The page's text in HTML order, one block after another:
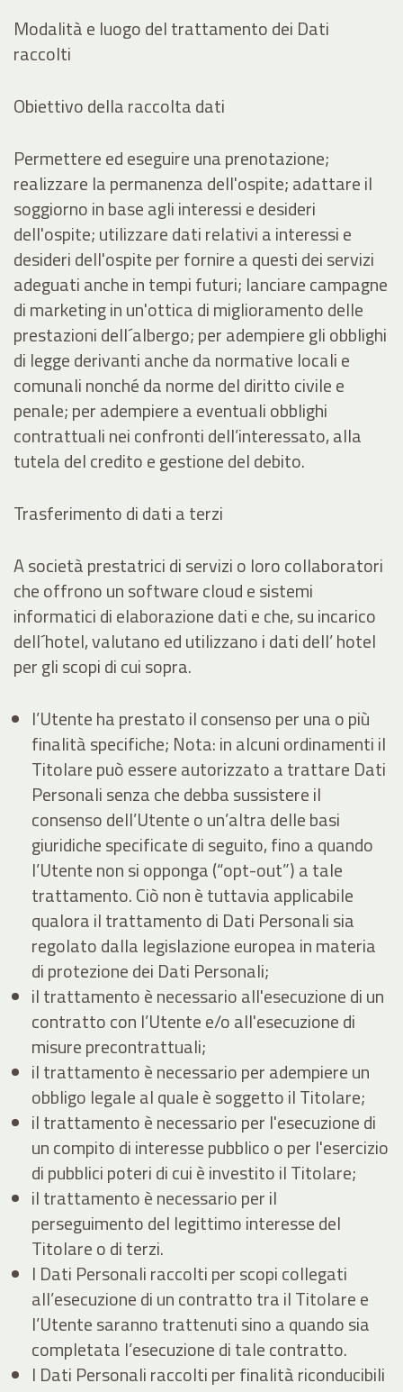
Modalità e luogo del trattamento dei Dati
raccolti
Obiettivo della raccolta dati
Permettere ed eseguire una prenotazione;
realizzare la permanenza dell'ospite; adattare il
soggiorno in base agli interessi e desideri
dell'ospite; utilizzare dati relativi a interessi e
desideri dell'ospite per fornire a questi dei servizi
adeguati anche in tempi futuri; lanciare campagne
di marketing in un'ottica di miglioramento delle
prestazioni dell´albergo; per adempiere gli obblighi
di legge derivanti anche da normative locali e
comunali nonché da norme del diritto civile e
penale; per adempiere a eventuali obblighi
contrattuali nei confronti dell’interessato, alla
tutela del credito e gestione del debito.
Trasferimento di dati a terzi
A società prestatrici di servizi o loro collaboratori
che offrono un software cloud e sistemi
informatici di elaborazione dati e che, su incarico
dell´hotel, valutano ed utilizzano i dati dell’ hotel
per gli scopi di cui sopra.
l’Utente ha prestato il consenso per una o più
finalità specifiche; Nota: in alcuni ordinamenti il
Titolare può essere autorizzato a trattare Dati
Personali senza che debba sussistere il
consenso dell’Utente o un’altra delle basi
giuridiche specificate di seguito, fino a quando
l’Utente non si opponga (“opt-out”) a tale
trattamento. Ciò non è tuttavia applicabile
qualora il trattamento di Dati Personali sia
regolato dalla legislazione europea in materia
di protezione dei Dati Personali;
il trattamento è necessario all'esecuzione di un
contratto con l’Utente e/o all'esecuzione di
misure precontrattuali;
il trattamento è necessario per adempiere un
obbligo legale al quale è soggetto il Titolare;
il trattamento è necessario per l'esecuzione di
un compito di interesse pubblico o per l'esercizio
di pubblici poteri di cui è investito il Titolare;
il trattamento è necessario per il
perseguimento del legittimo interesse del
Titolare o di terzi.
I Dati Personali raccolti per scopi collegati
all’esecuzione di un contratto tra il Titolare e
l’Utente saranno trattenuti sino a quando sia
completata l’esecuzione di tale contratto.
I Dati Personali raccolti per finalità riconducibili